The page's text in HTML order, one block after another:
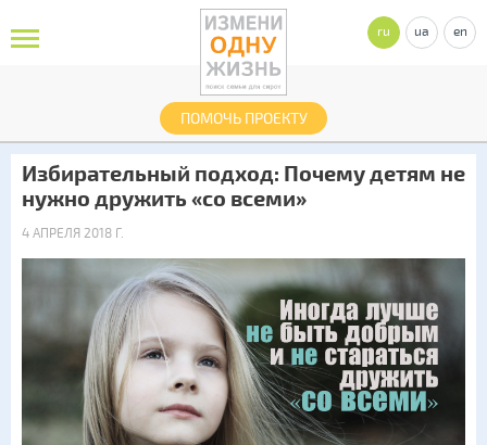
ПОМОЧЬ ПРОЕКТУ
ru ua en
Избирательный подход: Почему детям не
нужно дружить «со всеми»
4 АПРЕЛЯ 2018 Г.